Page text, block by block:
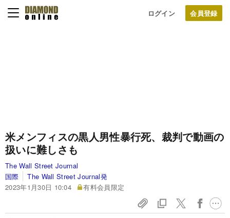
ログイン
米メンフィスの黒人男性暴行死、裁判で動画の
扱いに難しさも
The Wall Street Journal
国際
The Wall Street Journal発
2023年1月30日 10:04
有料会員限定